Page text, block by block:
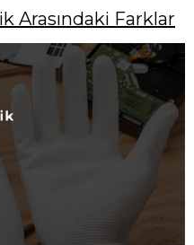
Arasındaki Farklar